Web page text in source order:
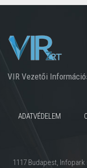
VIR Vezetői
ADATVÉDELEM
1117 Budapest,